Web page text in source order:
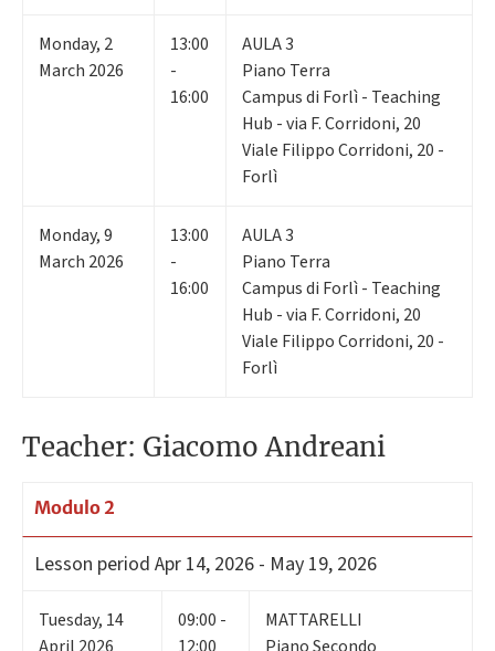
Monday, 2
March 2026
13:00
-
16:00
AULA 3
Piano Terra
Campus di Forlì - Teaching
Hub - via F. Corridoni, 20
Viale Filippo Corridoni, 20 -
Forlì
Monday,9
March 2026
13:00
-
16:00
AULA 3
Piano Terra
Campus di Forlì - Teaching
Hub - via F. Corridoni, 20
Viale Filippo Corridoni, 20 -
Forlì
Teacher: Giacomo Andreani
Modulo 2
Lesson period Apr 14, 2026 - May 19, 2026
Tuesday, 14
09:00 -
MATTARELLI